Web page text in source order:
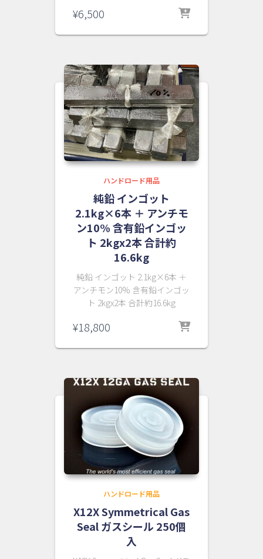
¥6,500
ハンドロード用品
純鉛 インゴット
2.1kg×6本 ＋ アンチモ
ン10% 含有鉛インゴッ
ト 2kgx2本 合計約
16.6kg
純鉛 インゴット 2.1kg×6本 ＋
アンチモン10% 含有鉛インゴッ
ト 2kgx2本 合計約16.6kg
¥18,800
ハンドロード用品
X12X Symmetrical Gas
Seal ガスシール 250個
入